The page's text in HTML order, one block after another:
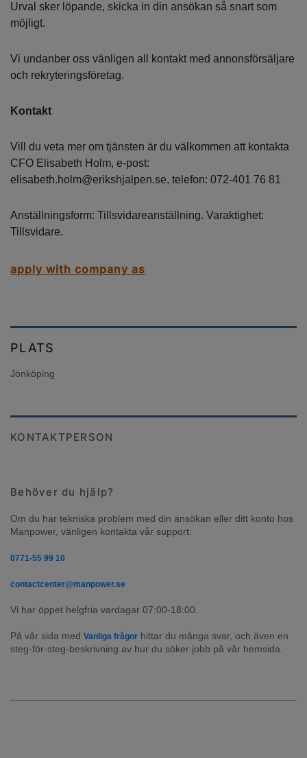
Urval sker löpande, skicka in din ansökan så snart som
möjligt.
Vi undanber oss vänligen all kontakt med annonsförsäljare
och rekryteringsföretag.
Kontakt
Vill du veta mer om tjänsten är du välkommen att kontakta
CFO Elisabeth Holm, e-post:
elisabeth.holm@erikshjalpen.se, telefon: 072-401 76 81
Anställningsform: Tillsvidareanställning. Varaktighet:
Tillsvidare.
apply with company as
PLATS
Jönköping
KONTAKTPERSON
Behöver du hjälp?
Om du har tekniska problem med din ansökan eller ditt konto hos
Manpower, vänligen kontakta vår support:
0771-55 99 10
contactcenter@manpower.se
Vi har öppet helgfria vardagar 07:00-18:00.
På vår sida med Vanliga frågor hittar du många svar, och även en
steg-för-steg-beskrivning av hur du söker jobb på vår hemsida.